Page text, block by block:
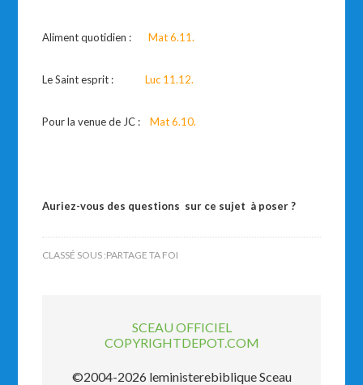
Aliment quotidien :Mat 6.11.
Le Saint esprit :Luc 11.12.
Pour la venue de JC :Mat 6.10.
Auriez-vous des questions sur ce sujet à poser ?
CLASSÉ SOUS :PARTAGE TA FOI
SCEAU OFFICIEL
COPYRIGHTDEPOT.COM
©2004-2026 leministerebiblique Sceau